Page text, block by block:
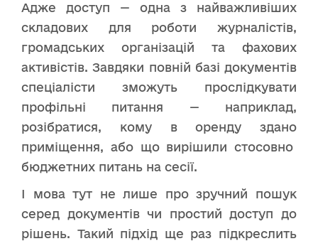
Адже доступ — одна з найважливіших
складових для роботи журналістів,
громадських організацій та фахових
активістів. Завдяки повній базі документів
спеціалісти зможуть прослідкувати
профільні питання — наприклад,
розібратися, кому в оренду здано
приміщення, або що вирішили стосовно
бюджетних питань на сесії.
І мова тут не лише про зручний пошук
серед документів чи простий доступ до
рішень. Такий підхід ще раз підкреслить